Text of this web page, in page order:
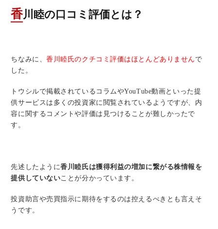
香川睦の口コミ評価とは？
ちなみに、香川睦氏のクチコミ評価はほとんどありません で
した。
トウシルで掲載されているコラムやYouTube動画といった提
供サービスは多くの投資家に閲覧されているようですが、内
容に関するコメントや評価は見つけることが難しかったで
す。
先述したように香川睦氏は獲得利益の増加に繋がる株情報を
提供していないことが分かっています。
投資助言や売買指示に期待をするのは控えるべきとも言えそ
うです。